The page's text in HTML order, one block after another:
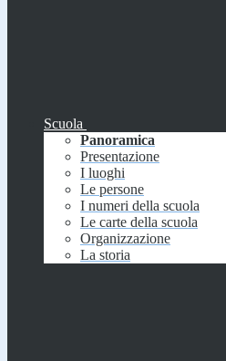
Scuola
Panoramica
Presentazione
I luoghi
Le persone
I numeri della scuola
Le carte della scuola
Organizzazione
La storia